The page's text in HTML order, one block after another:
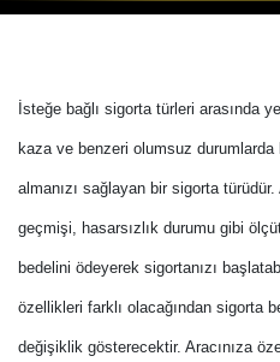
İsteğe bağlı sigorta türleri arasında
kaza ve benzeri olumsuz durumlarda
almanızı sağlayan bir sigorta
geçmişi, hasarsızlık durumu gibi
bedelini ödeyerek sigortanızı
özellikleri farklı olacağından sigorta
değişiklik gösterecektir. Aracınıza